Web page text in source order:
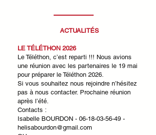
ACTUALITÉS
LE TÉLÉTHON 2026
Le Téléthon, c’est reparti !!! Nous avions
une réunion avec les partenaires le 19 mai
pour préparer le Téléthon 2026.
Si vous souhaitez nous rejoindre n’hésitez
pas à nous contacter. Prochaine réunion
après l’été.
Contacts :
Isabelle BOURDON - 06-18-03-56-49 -
helisabourdon@gmail.com